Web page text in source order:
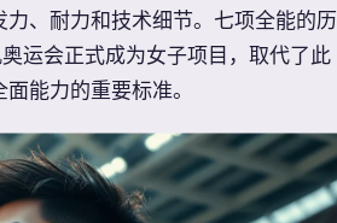
、耐力和技术细节。七项全能的历
运会正式成为女子项目，取代了此
能力的重要标准。